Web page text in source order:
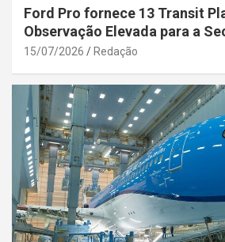
Ford Pro fornece 13 Transit
Observação Elevada para a
Segurança Pública da Bahia
15/07/2026 Redação